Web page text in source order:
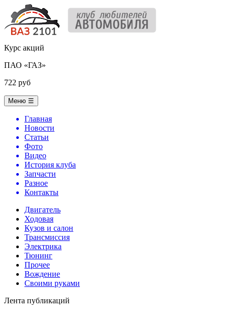
Курс акций
ПАО «ГАЗ»
722 руб
Меню ☰
Главная
Новости
Статьи
Фото
Видео
История клуба
Запчасти
Разное
Контакты
Двигатель
Ходовая
Кузов и салон
Трансмиссия
Электрика
Тюнинг
Прочее
Вождение
Своими руками
Лента публикаций